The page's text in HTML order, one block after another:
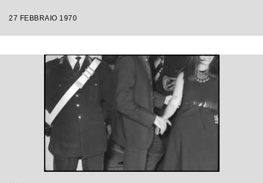
27 FEBBRAIO 1970